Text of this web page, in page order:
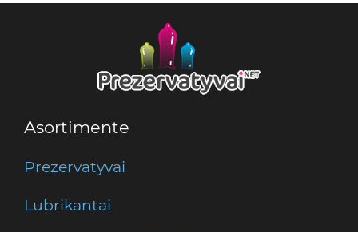
Asortimente
Prezervatyvai
Lubrikantai